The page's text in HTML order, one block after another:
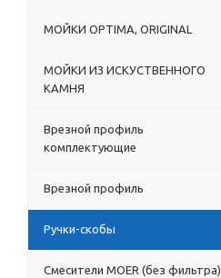
МОЙКИ OPTIMA, ORIGINAL
МОЙКИ ИЗ ИСКУСТВЕННОГО
КАМНЯ
Врезной профиль
комплектующие
Врезной профиль
Ручки-скобы
Смесители MOER (без фильтра)